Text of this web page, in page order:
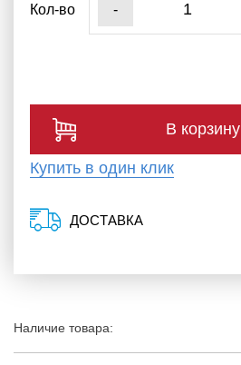
Наличие товара:
Кол-во -
В корзину
Купить в один клик
ДОСТАВКА